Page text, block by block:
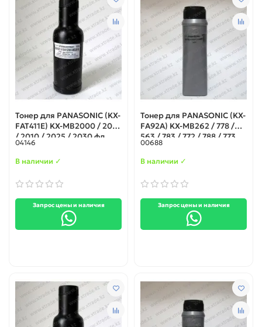
Тонер для PANASONIC (KX-
FAT411E) KX-MB2000 / 2010
/ 2010 / 2025 / 2030 фл.
76гр. IPM
04146
В наличии ✓
Запрос цены и наличия
Тонер для PANASONIC (KX-
FA92A) KX-MB262 / 778 /
563 / 783 / 772 / 788 / 773
фл. 76гр. IPM
00688
В наличии ✓
Запрос цены и наличия